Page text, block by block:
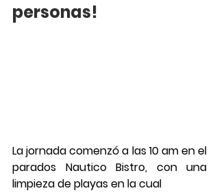
personas!
La jornada comenzó a las 10 am en el
parados Nautico Bistro, con una
limpieza de playas en la cual